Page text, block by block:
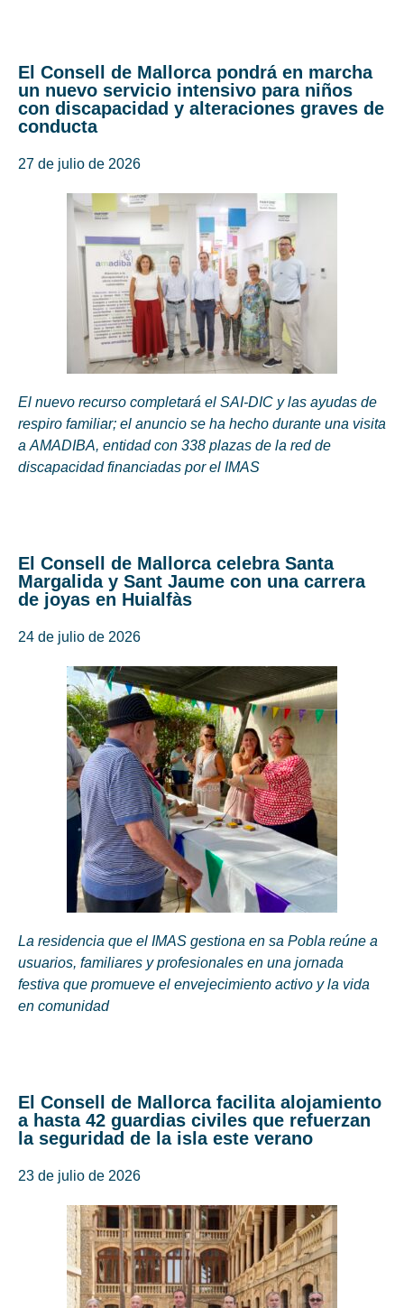
El Consell de Mallorca pondrá en marcha
un nuevo servicio intensivo para niños
con discapacidad y alteraciones graves de
conducta
27 de julio de 2026
El nuevo recurso completará el SAI-DIC y las ayudas de
respiro familiar; el anuncio se ha hecho durante una visita
a AMADIBA, entidad con 338 plazas de la red de
discapacidad financiadas por el IMAS
El Consell de Mallorca celebra Santa
Margalida y Sant Jaume con una carrera
de joyas en Huialfàs
24 de julio de 2026
La residencia que el IMAS gestiona en sa Pobla reúne a
usuarios, familiares y profesionales en una jornada
festiva que promueve el envejecimiento activo y la vida
en comunidad
El Consell de Mallorca facilita alojamiento
a hasta 42 guardias civiles que refuerzan
la seguridad de la isla este verano
23 de julio de 2026